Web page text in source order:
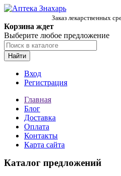
Заказ лекарственных
Корзина ждет
Выберите любое предложение
Найти
Вход
Регистрация
Главная
Блог
Доставка
Оплата
Контакты
Карта сайта
Каталог предложений